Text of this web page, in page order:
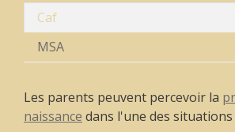
Caf
MSA
Les parents peuvent percevoir la
naissance dans l'une des situations